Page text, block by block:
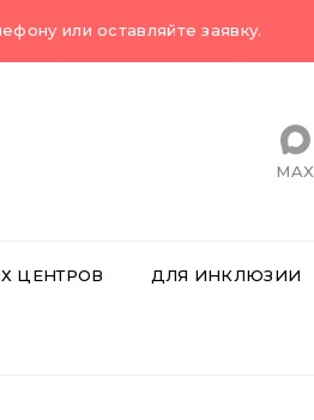
или оставляйте заявку.
MAX
ЦЕНТРОВ ДЛЯ ИНКЛЮЗИИ